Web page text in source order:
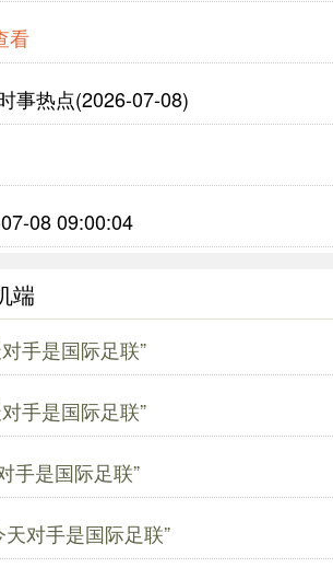
看
事热点(2026-07-08)
08 09:00:04
端
手是国际足联”
手是国际足联”
手是国际足联”
天对手是国际足联”